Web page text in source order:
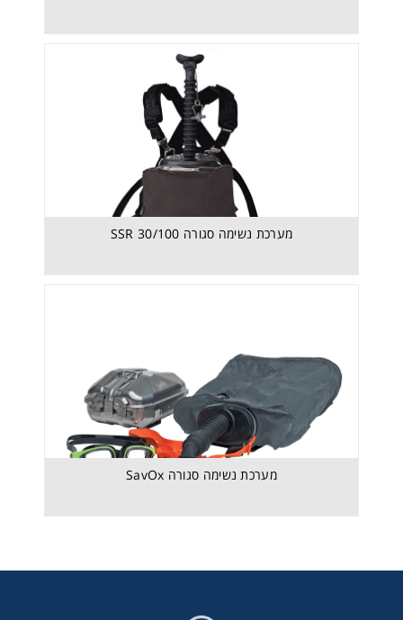
מערכת נשימה סגורה SSR 30/100
מערכת נשימה סגורה SavOx